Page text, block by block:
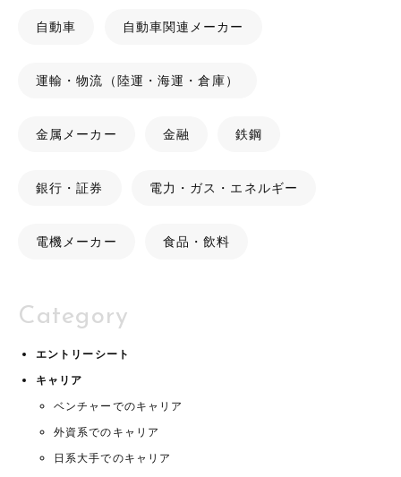
自動車 自動車関連メーカー
運輸・物流（陸運・海運・倉庫）
金属メーカー 金融 鉄鋼
銀行・証券 電力・ガス・エネルギー
電機メーカー 食品・飲料
Category
エントリーシート
キャリア
ベンチャーでのキャリア
外資系でのキャリア
日系大手でのキャリア